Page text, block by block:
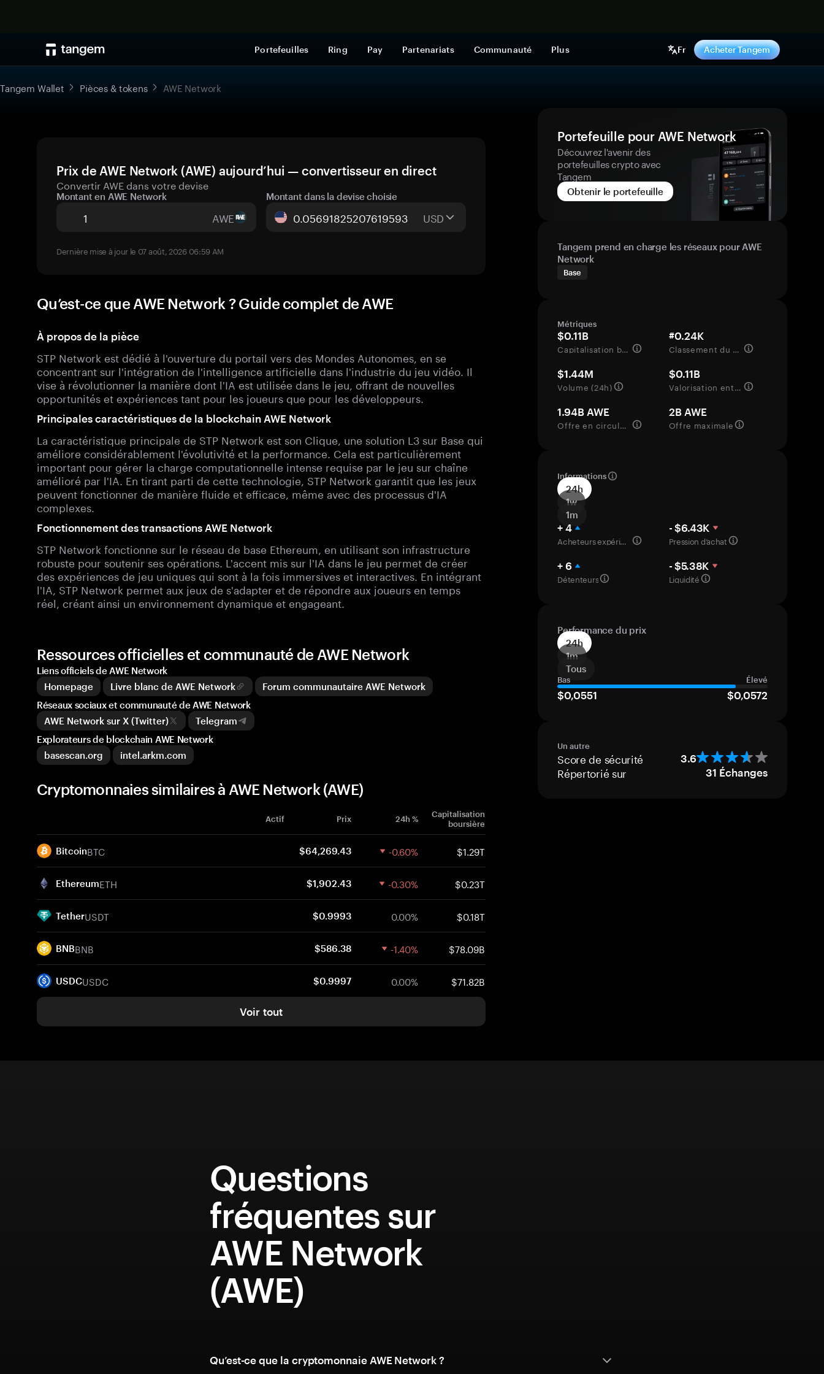
Portefeuilles Ring Pay Partenariats Communauté Plus Fr Acheter Tangem
Tangem Wallet Pièces & tokens AWE Network
Prix de AWE Network (AWE) aujourd’hui — convertisseur en direct
Convertir AWE dans votre devise
Montant en AWE Network
AWE
Montant dans la devise choisie
USD
Dernière mise à jour le 07 août, 2026 06:59 AM
Qu’est-ce que AWE Network ? Guide complet de AWE
À propos de la pièce
STP Network est dédié à l'ouverture du portail vers des Mondes Autonomes, en se
concentrant sur l'intégration de l'intelligence artificielle dans l'industrie du jeu vidéo. Il
vise à révolutionner la manière dont l'IA est utilisée dans le jeu, offrant de nouvelles
opportunités et expériences tant pour les joueurs que pour les développeurs.
Principales caractéristiques de la blockchain AWE Network
La caractéristique principale de STP Network est son Clique, une solution L3 sur Base qui
améliore considérablement l'évolutivité et la performance. Cela est particulièrement
important pour gérer la charge computationnelle intense requise par le jeu sur chaîne
amélioré par l'IA. En tirant parti de cette technologie, STP Network garantit que les jeux
peuvent fonctionner de manière fluide et efficace, même avec des processus d'IA
complexes.
Fonctionnement des transactions AWE Network
STP Network fonctionne sur le réseau de base Ethereum, en utilisant son infrastructure
robuste pour soutenir ses opérations. L'accent mis sur l'IA dans le jeu permet de créer
des expériences de jeu uniques qui sont à la fois immersives et interactives. En intégrant
l'IA, STP Network permet aux jeux de s'adapter et de répondre aux joueurs en temps
réel, créant ainsi un environnement dynamique et engageant.
Portefeuille pour AWE Network
Découvrez l'avenir des
portefeuilles crypto avec
Tangem
Obtenir le portefeuille
Tangem prend en charge les réseaux pour AWE
Network
Base
Métriques
$0.11B
Capitalisation boursière
#0.24K
Classement du marché
$1.44M
Volume (24h)
$0.11B
Valorisation entièrement diluée
1.94B AWE
Offre en circulation
2B AWE
Offre maximale
Informations
24h
1w
1m
+ 4
Acheteurs expérimentés
- $6.43K
Pression d’achat
+ 6
Détenteurs
- $5.38K
Liquidité
Performance du prix
24h
1m
Tous
Bas Élevé
$0,0551 $0,0572
Un autre
Score de sécurité 3.6
Répertorié sur 31 Échanges
Ressources officielles et communauté de AWE Network
Liens officiels de AWE Network
Homepage
Livre blanc de AWE Network
Forum communautaire AWE Network
Réseaux sociaux et communauté de AWE Network
AWE Network sur X (Twitter)
Telegram
Explorateurs de blockchain AWE Network
basescan.org
intel.arkm.com
Cryptomonnaies similaires à AWE Network (AWE)
Actif Prix 24h %
Capitalisation
boursière
BitcoinBTC $64,269.43 -0.60% $1.29T
EthereumETH $1,902.43 -0.30% $0.23T
TetherUSDT $0.9993 0.00% $0.18T
BNBBNB $586.38 -1.40% $78.09B
USDCUSDC $0.9997 0.00% $71.82B
Voir tout
Questions
fréquentes sur
AWE Network
(AWE)
Qu’est-ce que la cryptomonnaie AWE Network ?